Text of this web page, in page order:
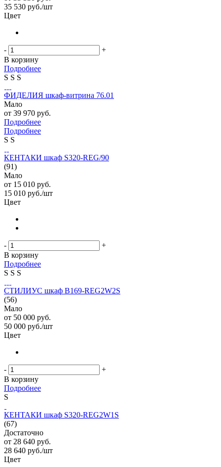
35 530 руб./шт
Цвет
-
+
В корзину
Подробнее
S S S
ФИДЕЛИЯ шкаф-витрина 76.01
Мало
от 39 970 руб.
Подробнее
Подробнее
S S
КЕНТАКИ шкаф S320-REG/90
(91)
Мало
от 15 010 руб.
15 010 руб./шт
Цвет
-
+
В корзину
Подробнее
S S S
СТИЛИУС шкаф B169-REG2W2S
(56)
Мало
от 50 000 руб.
50 000 руб./шт
Цвет
-
+
В корзину
Подробнее
S
КЕНТАКИ шкаф S320-REG2W1S
(67)
Достаточно
от 28 640 руб.
28 640 руб./шт
Цвет